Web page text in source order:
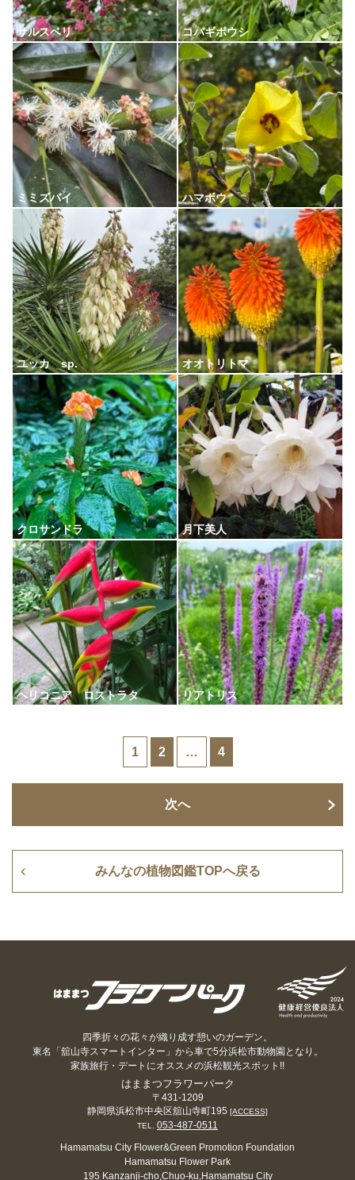
サルスベリ コバギボウシ
ミミズバイ ハマボウ
ユッカ sp. オオトリトマ
クロサンドラ 月下美人
ヘリコニア ロストラタ リアトリス
1 2 … 4
次へ
みんなの植物図鑑TOPへ戻る
四季折々の花々が織り成す憩いのガーデン。
東名「舘山寺スマートインター」から車で5分浜松市動物園となり。
家族旅行・デートにオススメの浜松観光スポット!!
はままつフラワーパーク
〒431-1209
静岡県浜松市中央区舘山寺町195 [ACCESS]
TEL.
053-487-0511
Hamamatsu City Flower&Green Promotion Foundation
Hamamatsu Flower Park
195 Kanzanji-cho,Chuo-ku,Hamamatsu City